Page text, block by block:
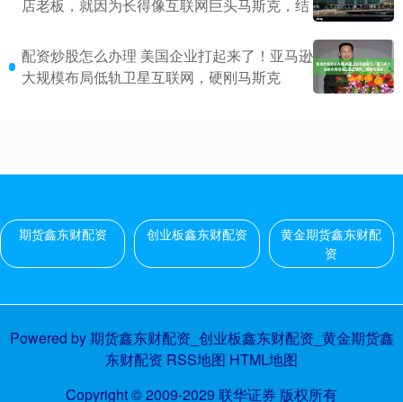
店老板，就因为长得像互联网巨头马斯克，结
配资炒股怎么办理 美国企业打起来了！亚马逊
大规模布局低轨卫星互联网，硬刚马斯克
期货鑫东财配资 创业板鑫东财配资
黄金期货鑫东财配
资
Powered by期货鑫东财配资_创业板鑫东财配资_黄金期货鑫
东财配资 RSS地图 HTML地图
Copyright© 2009-2029 联华证券 版权所有